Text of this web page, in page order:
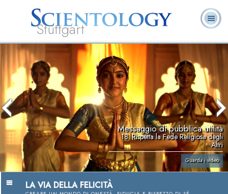
Stuttgart
siamo
Fondatore
Che cos’è
Scientology?
Ministri
Volontari
Libri
Messaggio di pubblica utilità
18. Rispetta la Fede Religiosa degli
Altri
Guarda i video
LA VIA DELLA FELICITÀ